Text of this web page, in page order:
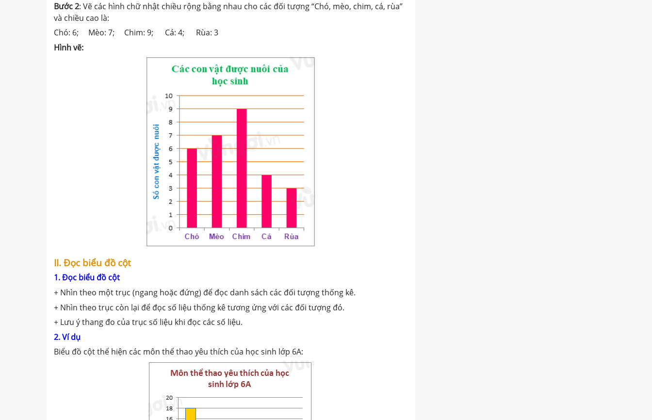
Bước 2: Vẽ các hình chữ nhật chiều rộng bằng nhau cho các đối tượng “Chó, mèo, chim, cá, rùa”
và chiều cao là:
Chó: 6; Mèo: 7; Chim: 9; Cá: 4; Rùa: 3
Hình vẽ:
II. Đọc biểu đồ cột
1. Đọc biểu đồ cột
+ Nhìn theo một trục (ngang hoặc đứng) để đọc danh sách các đối tượng thống kê.
+ Nhìn theo trục còn lại để đọc số liệu thống kê tương ứng với các đối tượng đó.
+ Lưu ý thang đo của trục số liệu khi đọc các số liệu.
2. Ví dụ
Biểu đồ cột thể hiện các môn thể thao yêu thích của học sinh lớp 6A: